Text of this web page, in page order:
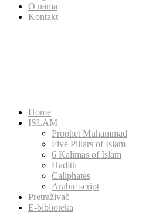
O nama
Kontakt
Home
ISLAM
Prophet Muhammad
Five Pillars of Islam
6 Kalimas of Islam
Hadith
Caliphates
Arabic script
Pretraživač
E-biblioteka